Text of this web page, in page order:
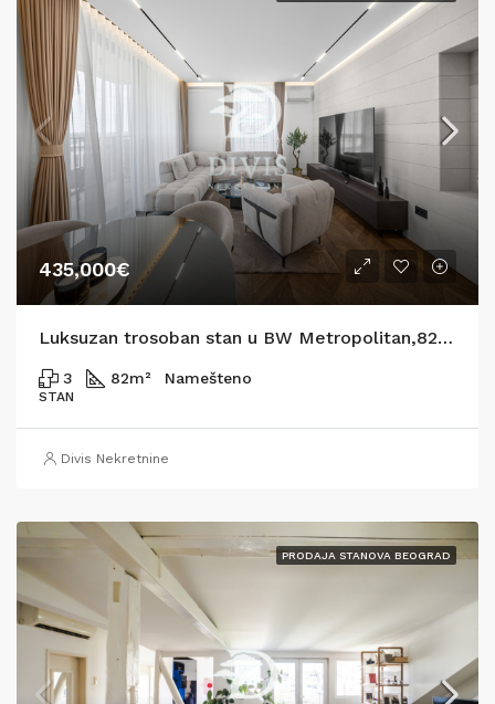
435,000€
Luksuzan trosoban stan u BW Metropolitan,82m2
3 82m² Namešteno
STAN
Divis Nekretnine
PRODAJA STANOVA BEOGRAD